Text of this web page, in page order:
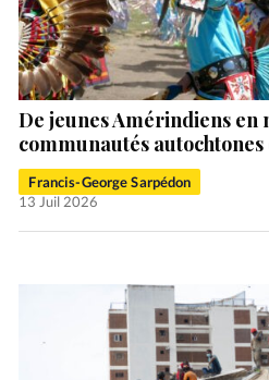
De jeunes Amérindiens en
communautés
Francis-George Sarpédon
13 Juil 2026